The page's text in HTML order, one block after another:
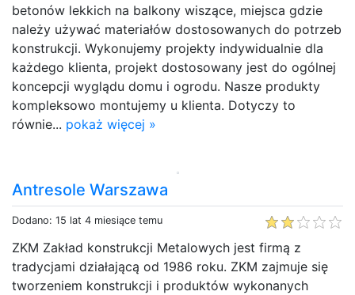
betonów lekkich na balkony wiszące, miejsca gdzie
należy używać materiałów dostosowanych do potrzeb
konstrukcji. Wykonujemy projekty indywidualnie dla
każdego klienta, projekt dostosowany jest do ogólnej
koncepcji wyglądu domu i ogrodu. Nasze produkty
kompleksowo montujemy u klienta. Dotyczy to
równie... pokaż więcej »
Antresole Warszawa
Dodano: 15 lat 4 miesiące temu
ZKM Zakład konstrukcji Metalowych jest firmą z
tradycjami działającą od 1986 roku. ZKM zajmuje się
tworzeniem konstrukcji i produktów wykonanych